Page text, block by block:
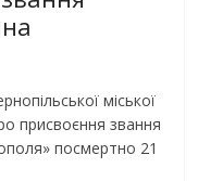
міської
присвоєння звання
посмертно 21